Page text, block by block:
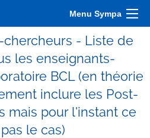
Menu Sympa
- Liste de
les enseignants-
BCL (en théorie
inclure les Post-
mais pour l'instant ce
le cas)